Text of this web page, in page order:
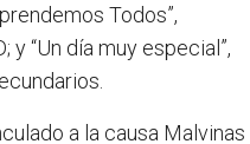
Todos”,
“Un día muy especial”,
a la causa Malvinas